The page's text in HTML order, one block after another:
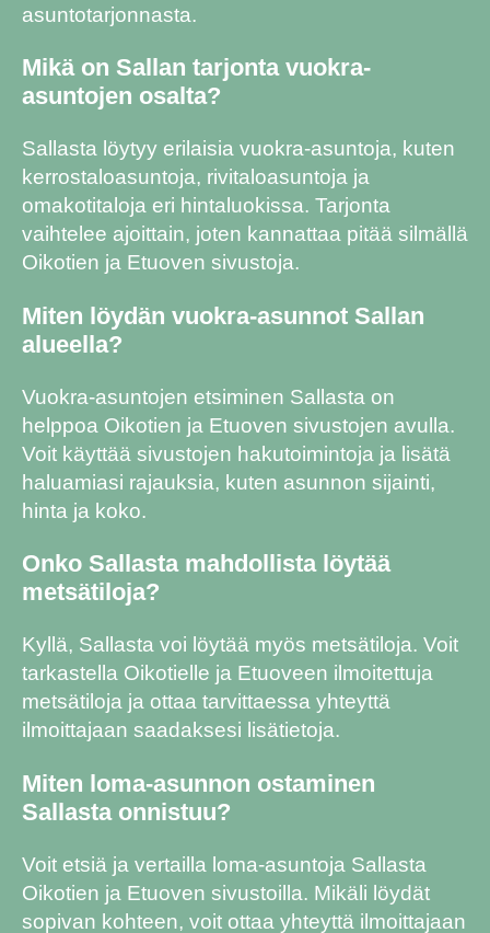
asuntotarjonnasta.
Mikä on Sallan tarjonta vuokra-
asuntojen osalta?
Sallasta löytyy erilaisia vuokra-asuntoja, kuten
kerrostaloasuntoja, rivitaloasuntoja ja
omakotitaloja eri hintaluokissa. Tarjonta
vaihtelee ajoittain, joten kannattaa pitää silmällä
Oikotien ja Etuoven sivustoja.
Miten löydän vuokra-asunnot Sallan
alueella?
Vuokra-asuntojen etsiminen Sallasta on
helppoa Oikotien ja Etuoven sivustojen avulla.
Voit käyttää sivustojen hakutoimintoja ja lisätä
haluamiasi rajauksia, kuten asunnon sijainti,
hinta ja koko.
Onko Sallasta mahdollista löytää
metsätiloja?
Kyllä, Sallasta voi löytää myös metsätiloja. Voit
tarkastella Oikotielle ja Etuoveen ilmoitettuja
metsätiloja ja ottaa tarvittaessa yhteyttä
ilmoittajaan saadaksesi lisätietoja.
Miten loma-asunnon ostaminen
Sallasta onnistuu?
Voit etsiä ja vertailla loma-asuntoja Sallasta
Oikotien ja Etuoven sivustoilla. Mikäli löydät
sopivan kohteen, voit ottaa yhteyttä ilmoittajaan